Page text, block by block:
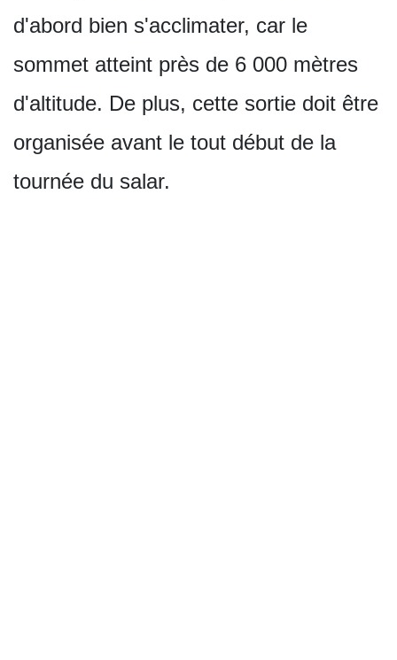
d'abord bien s'acclimater, car le
sommet atteint près de 6 000 mètres
d'altitude. De plus, cette sortie doit être
organisée avant le tout début de la
tournée du salar.